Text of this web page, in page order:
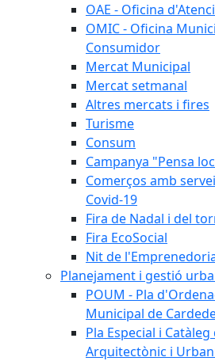
OAE - Oficina
OMIC - Oficina
Consumidor
Mercat Municipal
Mercat setmanal
Altres mercats i fires
Turisme
Consum
Campanya "Pensa
Comerços amb
Covid-19
Fira de Nadal i del
Fira EcoSocial
Nit de
Planejament i gestió
POUM - Pla
Municipal de
Pla Especial i
Arquitectònic i